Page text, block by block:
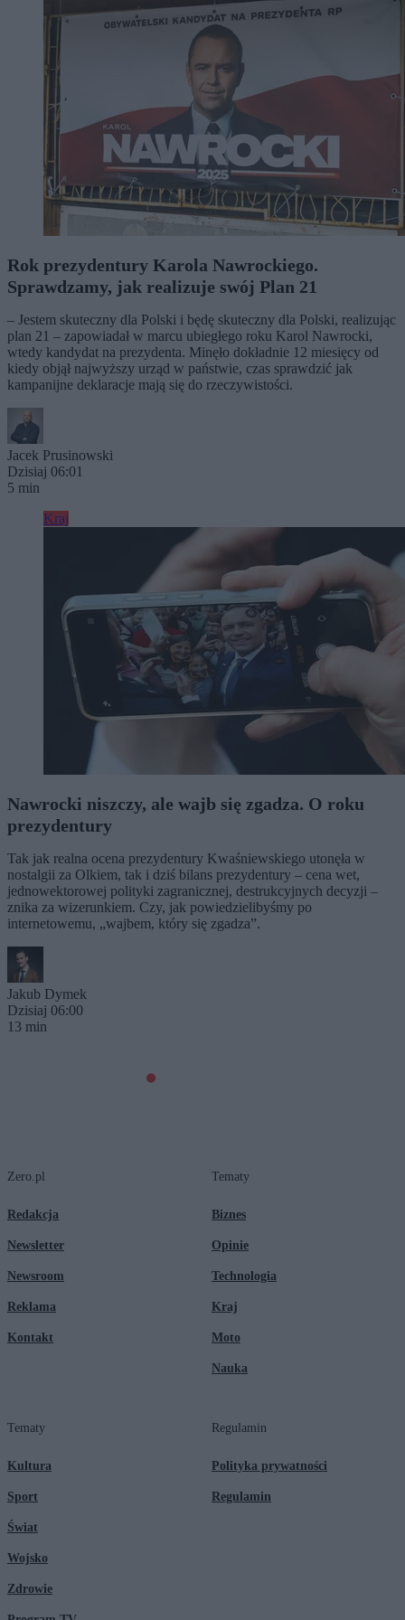
Rok prezydentury Karola Nawrockiego.
Sprawdzamy, jak realizuje swój Plan 21
– Jestem skuteczny dla Polski i będę skuteczny dla Polski, realizując
plan 21 – zapowiadał w marcu ubiegłego roku Karol Nawrocki,
wtedy kandydat na prezydenta. Minęło dokładnie 12 miesięcy od
kiedy objął najwyższy urząd w państwie, czas sprawdzić jak
kampanijne deklaracje mają się do rzeczywistości.
Jacek Prusinowski
Dzisiaj 06:01
5 min
Kraj
Nawrocki niszczy, ale wajb się zgadza. O roku
prezydentury
Tak jak realna ocena prezydentury Kwaśniewskiego utonęła w
nostalgii za Olkiem, tak i dziś bilans prezydentury – cena wet,
jednowektorowej polityki zagranicznej, destrukcyjnych decyzji –
znika za wizerunkiem. Czy, jak powiedzielibyśmy po
internetowemu, „wajbem, który się zgadza”.
Jakub Dymek
Dzisiaj 06:00
13 min
Zero.pl
Redakcja
Newsletter
Newsroom
Reklama
Kontakt
Tematy
Biznes
Opinie
Technologia
Kraj
Moto
Nauka
Tematy
Kultura
Sport
Świat
Wojsko
Zdrowie
Regulamin
Polityka prywatności
Regulamin